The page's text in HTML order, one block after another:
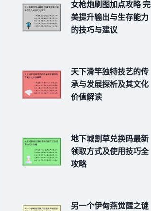
女枪炮刷图加点攻略 完
美提升输出与生存能力
的技巧与建议
天下滑竿独特技艺的传
承与发展探析及其文化
价值解读
地下城割草兑换码最新
领取方式及使用技巧全
攻略
另一个伊甸燕觉醒之谜